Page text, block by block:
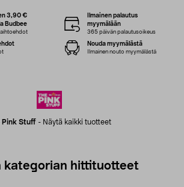
Pink Stuff - Näytä kaikki tuotteet
3,90 €
Budbee
Ilmainen palautus
myymälään
365 päivän palautusoikeus
Nouda myymälästä
Ilmainen nouto myymälästä
kategorian hittituotteet